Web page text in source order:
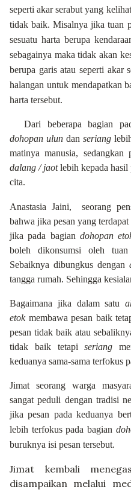
seperti akar serabut yang
tidak baik. Misalnya jika tuan
sesuatu harta berupa
sebagainya maka tidak akan
berupa garis atau seperti akar
halangan untuk mendapatkan
harta tersebut.
Dari beberapa bagian
dohopan ulundan seriang
matinya manusia,
dalang / jaotlebih kepada hasil
cita.
Anastasia Jaini, seorang
bahwa jika pesan yang
jika pada bagian dohopan
boleh dikonsumsi oleh
Sebaiknya dibungkus dengan
tangga rumah. Sehingga
Bagaimana jika dalam satu
etokmembawa pesan baik
pesan tidak baik atau
tidak baik tetapi
seriang
keduanya sama-sama terfokus
Jimat seorang warga
sangat peduli dengan tradisi
jika pesan pada keduanya
lebih terfokus pada bagian
buruknya isi pesan tersebut.
Jimat kembali
disampaikan melalui